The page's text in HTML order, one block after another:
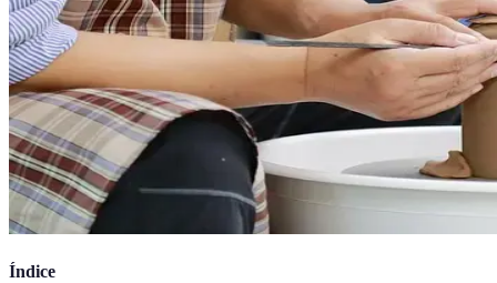
Índice